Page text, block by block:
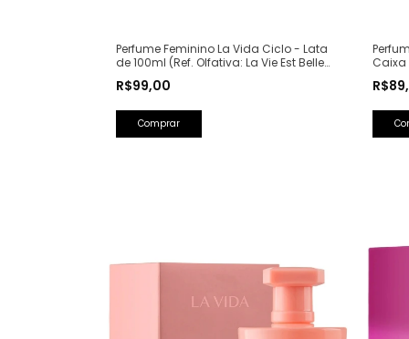
Perfume Feminino La Vida Ciclo - Lata
de 100ml (Ref. Olfativa: La Vie Est Belle
R$99,00
Caixa